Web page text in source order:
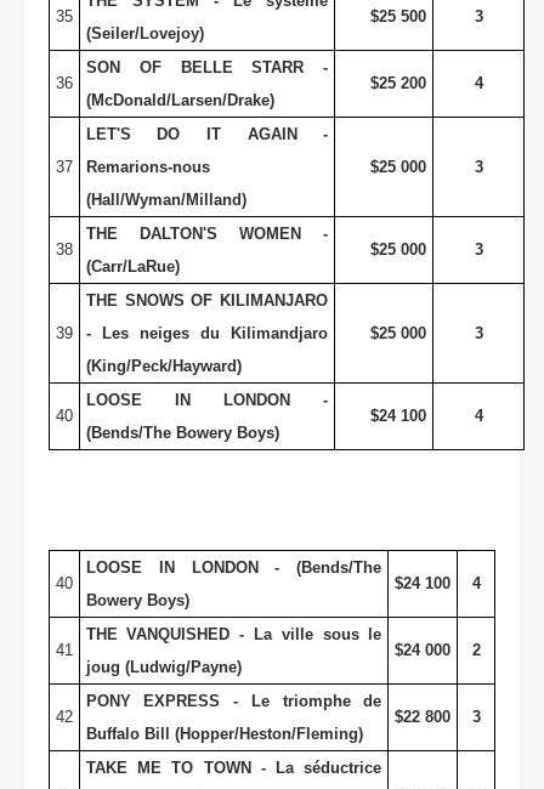
35
(Seiler/Lovejoy)
$25 500 3
36
SON OF BELLE STARR -
(McDonald/Larsen/Drake)
$25 200 4
37
LET'S DO IT AGAIN -
Remarions-nous
(Hall/Wyman/Milland)
$25 000 3
38
THE DALTON'S WOMEN -
(Carr/LaRue)
$25 000 3
39
THE SNOWS OF KILIMANJARO
- Les neiges du Kilimandjaro
(King/Peck/Hayward)
$25 000 3
40
LOOSE IN LONDON -
(Bends/The Bowery Boys)
$24 100 4
40
LOOSE IN LONDON - (Bends/The
Bowery Boys)
$24 100 4
41
THE VANQUISHED - La ville sous le
joug (Ludwig/Payne)
$24 000 2
42
PONY EXPRESS - Le triomphe de
Buffalo Bill (Hopper/Heston/Fleming)
$22 800 3
TAKE ME TO TOWN - La séductrice